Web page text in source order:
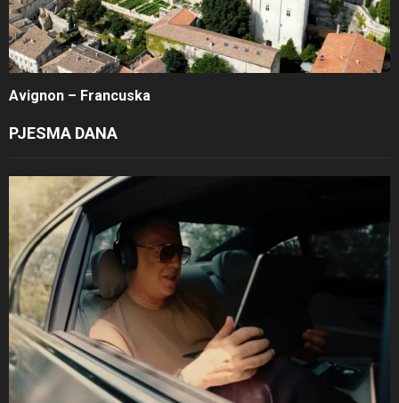
Avignon – Francuska
PJESMA DANA